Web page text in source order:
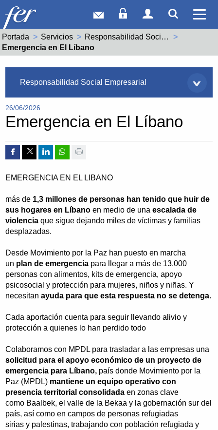
Correo webAcceso Socios
Acceso
Portada Servicios
Responsabilidad Social Empresarial
Actual:
Emergencia en El Líbano
Responsabilidad Social Empresarial
26/06/2026
Emergencia en El Líbano
Compartir por Facebook
Compartir por Twitter
Compartir por Linkedin
Compartir por whatsapp
Imprimir
EMERGENCIA EN EL LIBANO
más de 1,3 millones de personas han tenido que huir de
sus hogares en Líbano en medio de unaescalada de
violencia que sigue dejando miles de víctimas y familias
desplazadas.
Desde Movimiento por la Paz han puesto en marcha
un plan de emergencia para llegar a más de 13.000
personas con alimentos, kits de emergencia, apoyo
psicosocial y protección para mujeres, niños y niñas. Y
necesitanayuda para que esta respuesta no se detenga.
Cada aportación cuenta para seguir llevando alivio y
protección a quienes lo han perdido todo
Colaboramos con MPDL para trasladar a las empresas una
solicitud para el apoyo económico de un proyecto de
emergencia para Líbano, país donde Movimiento por la
Paz (MPDL) mantiene un equipo operativo con
presencia territorial consolidadaen zonas clave
como Baalbek, el valle de la Bekaa y la gobernación sur del
país, así como en campos de personas refugiadas
sirias y palestinas, trabajando con población refugiada y